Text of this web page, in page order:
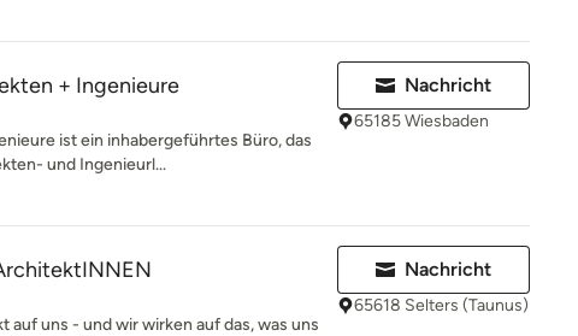
+ Ingenieure
ist ein inhabergeführtes Büro, das
und Ingenieurl...
Nachricht
65185 Wiesbaden
auf uns - und wir wirken auf das, was uns
Nachricht
65618 Selters (Taunus)